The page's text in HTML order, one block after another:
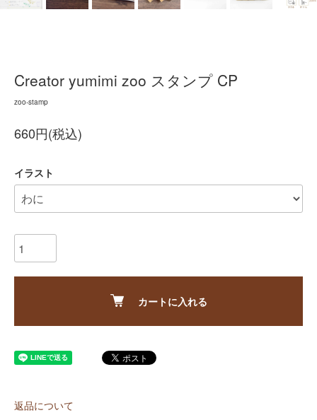
Creator yumimi zoo スタンプ CP
zoo-stamp
660円(税込)
イラスト
カートに入れる
返品について